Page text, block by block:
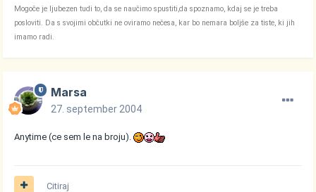
Mogoče je ljubezen tudi to, da se naučimo spustiti,da spoznamo, kdaj se je treba
posloviti. Da s svojimi občutki ne oviramo nečesa, kar bo nemara boljše za tiste, ki jih
imamo radi.
Marsa
27. september 2004
Anytime (ce sem le na broju).
Citiraj